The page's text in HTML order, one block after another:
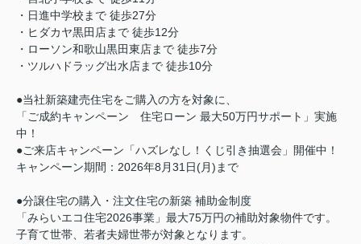
・日進中学校まで 徒歩27分
・ヒダカヤ黒田店まで 徒歩12分
・ローソン和歌山黒田東店まで 徒歩7分
・ツルハドラッグ出水店まで 徒歩10分
●当社新築建売住宅をご購入の方を対象に、
「ご成約キャンペーン 住宅ローン 最大50万円サポート」実施
中！
●ご来店キャンペーン「ハズレなし！くじ引き抽選会」開催中！
キャンペーン期間：2026年8月31日(月)まで
●分譲住宅の購入・注文住宅の新築 補助金制度
「みらいエコ住宅2026事業」最大75万円の補助対象物件です。
子育て世帯、若者夫婦世帯が対象となります。